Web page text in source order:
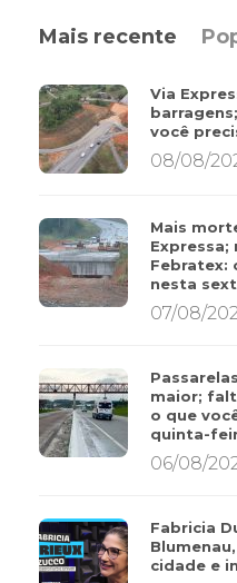
Mais recente
Via
você
08/08/
Mais
Expressa;
Febratex:
nesta
07/08/
maior;
o que
quinta-
06/08/
Fabricia
cidade e